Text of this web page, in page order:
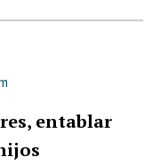
entablar